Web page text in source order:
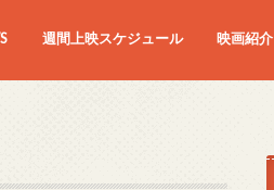
週間上映スケジュール 映画紹介